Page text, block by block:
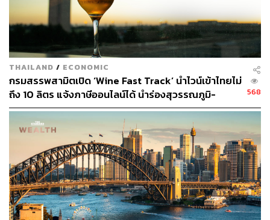
Mod Kaew Wine Bar
ไวน์บาร์ในย่านเพลินจิตที่เน้นเนเชอรัลไวน์เท่านั้น โดยที่นี่ได้
อดีตซอมเมอลิเยร์จาก Gaggan เป็นผู้คัดสรรไวน์และแนะนำ
ขวดที่ถูกใจให้ลูกค้าทุกคนที่มานั่งชิลที่ร้าน นอกจากนี้ยังได้
เพื่อนฝูงแก๊งเชฟจากหลายร้านมาออกแบบเมนูทาปาสต่างๆ
ให้จับคู่กับเครื่องดื่มอีกด้วย
อ่านรีวิวฉบับเต็มได้ที่https://thestandard.co/mod-kaew-win
e-bar/
ดูรายละเอียดเพิ่มเติมได้ที่https://www.facebook.com/ModK
aewBKK/
THAILAND / ECONOMIC
กรมสรรพสามิตเปิด ‘Wine Fast Track’ นำไวน์เข้าไทยไม่
ถึง 10 ลิตร แจ้งภาษีออนไลน์ได้ นำร่องสุวรรณภูมิ-
ดอนเมือง
568